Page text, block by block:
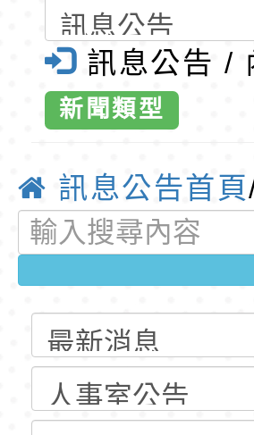
育專業人員
理人員」甄選
梯特教代課
公告(尚有
錄取公告-
民小學115
班教師助理
東門國小
梯特教代理
特殊教育學
說明影片
光城市手牽
走」動畫影片
本府115年
員健康講座
心」，請退
清華光罩教
動時代中的
教師韌性
轉環境部「
程」
轉農業部桃
「115年食
訓練課程」
錄取公告-
民小學115
東門國小
公告-
全球
訊息公告 /
新聞類型
訊息公告首頁